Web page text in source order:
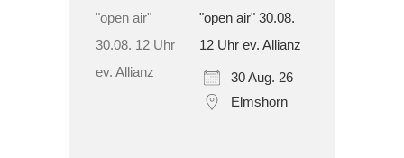
"open air" 30.08.
12 Uhr ev. Allianz
30 Aug. 26
Elmshorn